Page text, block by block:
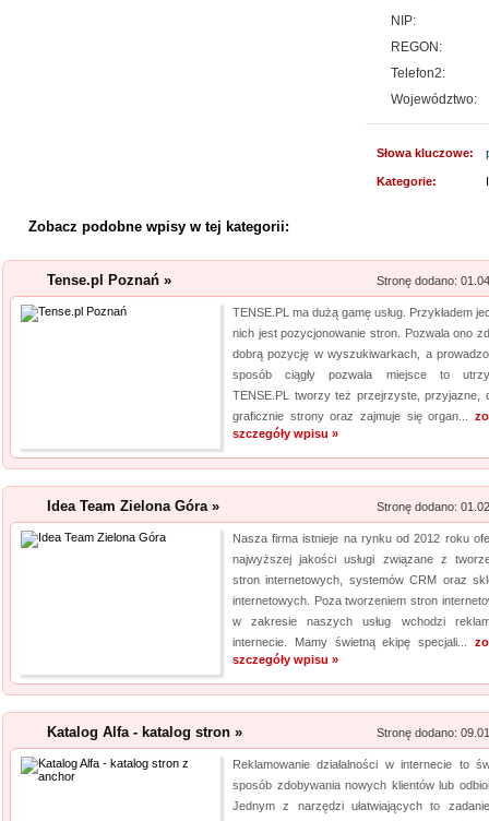
Profile aluminiowe
Jesteśmy firmą
napraw. Prowadzony przez
produktów, przydatnych tak
obejmuje m. in. wytrzymałe
Producent
pasteryzacji i szereg innych
jeżeli tym, czego szukasz, są
Lema24.pl -
Sklep lema24. pl funkcjonuje
innych rodzajów odzieży.
Jest to zarówno odzież
znajdzie dla siebie
Kwant-Lab -
Akredytowane laboratorium
odwiedzić każdy, kogo
środowisku pracy i nie tylko.
aparaturę oraz wiedzę, by
elektro...
NIP:
REGON:
Telefon2:
Województwo:
Słowa kluczowe:
Kategorie:
Zobacz podobne wpisy w tej kategorii:
Tense.pl Poznań » Stronę dodano:
TENSE.PL ma dużą gamę usług. Przykładem
nich jest pozycjonowanie stron. Pozwala ono
dobrą pozycję w wyszukiwarkach, a
sposób ciągły pozwala miejsce to
TENSE.PL tworzy też przejrzyste, przyjazne,
graficznie strony oraz zajmuje się organ...
szczegóły wpisu »
Idea Team Zielona Góra » Stronę dodano:
Nasza firma istnieje na rynku od 2012 roku
najwyższej jakości usługi związane z
stron internetowych, systemów CRM oraz
internetowych. Poza tworzeniem stron
w zakresie naszych usług wchodzi
internecie. Mamy świetną ekipę specjali...
szczegóły wpisu »
Katalog Alfa - katalog stron » Stronę dodano:
Reklamowanie działalności w internecie to
sposób zdobywania nowych klientów lub
Jednym z narzędzi ułatwiających to